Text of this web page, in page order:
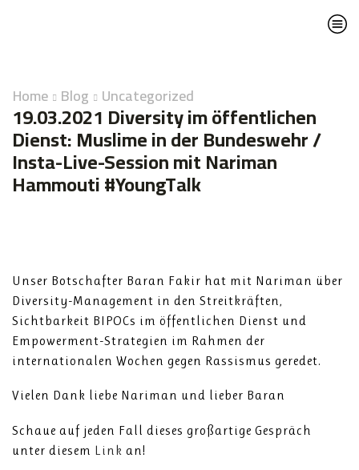
Home Blog Uncategorized
19.03.2021 Diversity im öffentlichen
Dienst: Muslime in der Bundeswehr /
Insta-Live-Session mit Nariman
Hammouti #YoungTalk
Unser Botschafter Baran Fakir hat mit Nariman über
Diversity-Management in den Streitkräften,
Sichtbarkeit BIPOCs im öffentlichen Dienst und
Empowerment-Strategien im Rahmen der
internationalen Wochen gegen Rassismus geredet.
Vielen Dank liebe Nariman und lieber Baran
Schaue auf jeden Fall dieses großartige Gespräch
unter diesem Link an!